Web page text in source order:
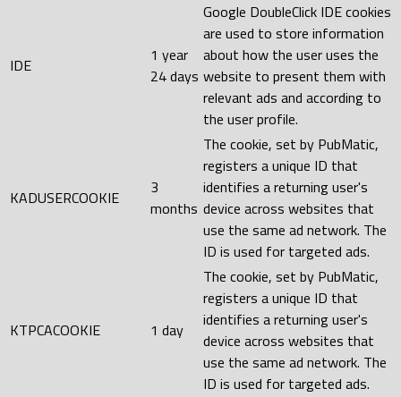
IDE
1 year
24 days
Google DoubleClick IDE cookies
are used to store information
about how the user uses the
website to present them with
relevant ads and according to
the user profile.
KADUSERCOOKIE
3
months
The cookie, set by PubMatic,
registers a unique ID that
identifies a returning user's
device across websites that
use the same ad network. The
ID is used for targeted ads.
KTPCACOOKIE 1 day
The cookie, set by PubMatic,
registers a unique ID that
identifies a returning user's
device across websites that
use the same ad network. The
ID is used for targeted ads.